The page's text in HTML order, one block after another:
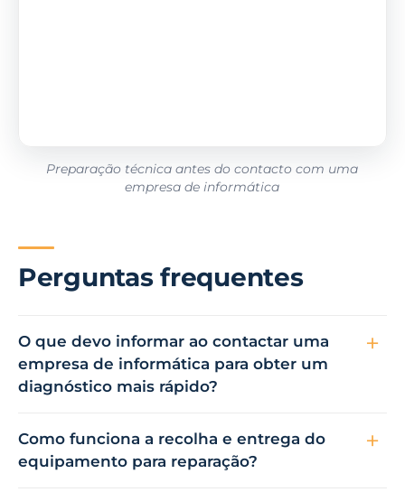
Preparação técnica antes do contacto com uma
empresa de informática
Perguntas frequentes
O que devo informar ao contactar uma
empresa de informática para obter um
diagnóstico mais rápido?
Como funciona a recolha e entrega do
equipamento para reparação?